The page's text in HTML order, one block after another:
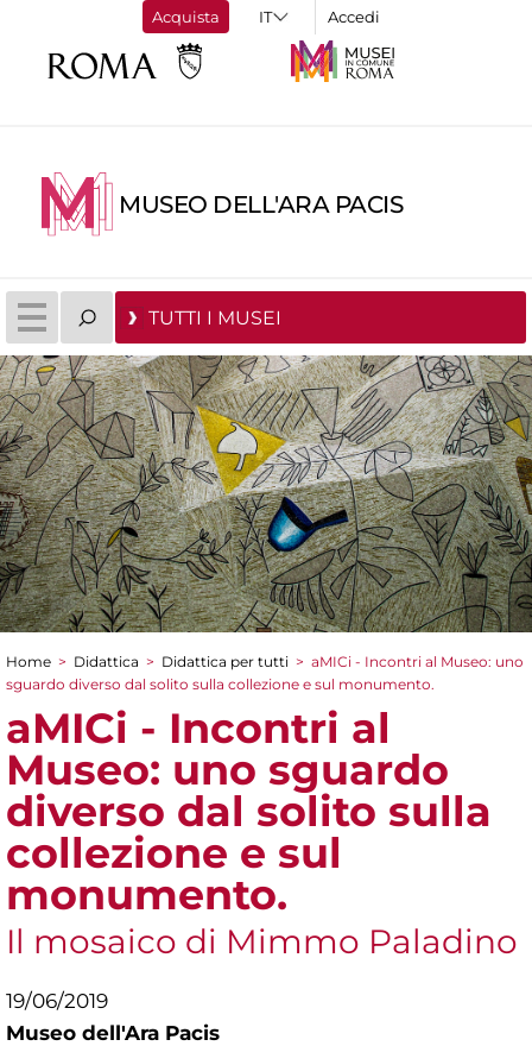
Acquista Accedi
MUSEO DELL'ARA PACIS
TUTTI I MUSEI
Tu sei qui
Home > Didattica > Didattica per tutti > aMICi - Incontri al Museo: uno
sguardo diverso dal solito sulla collezione e sul monumento.
aMICi - Incontri al
Museo: uno sguardo
diverso dal solito sulla
collezione e sul
monumento.
Il mosaico di Mimmo Paladino
19/06/2019
Museo dell'Ara Pacis